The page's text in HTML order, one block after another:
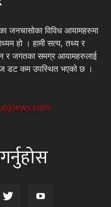
जनचासोका विविध आयामहरुमा
हो । हामी सत्य, तथ्य र
र जगतका समग्र आयामहरुलाई
डट कम उपस्थित भएको छ ।